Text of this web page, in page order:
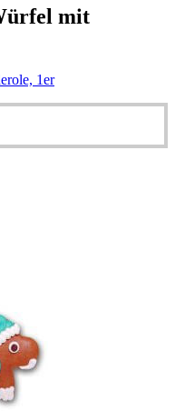
mit
1er